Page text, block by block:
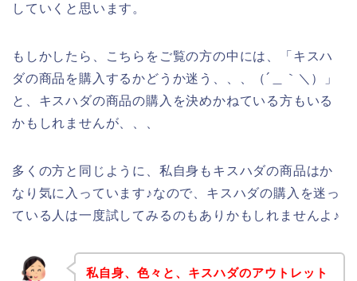
していくと思います。
もしかしたら、こちらをご覧の方の中には、「キスハ
ダの商品を購入するかどうか迷う、、、（´＿｀＼）」
と、キスハダの商品の購入を決めかねている方もいる
かもしれませんが、、、
多くの方と同じように、私自身もキスハダの商品はか
なり気に入っています♪なので、キスハダの購入を迷っ
ている人は一度試してみるのもありかもしれませんよ♪
私自身、色々と、キスハダのアウトレット